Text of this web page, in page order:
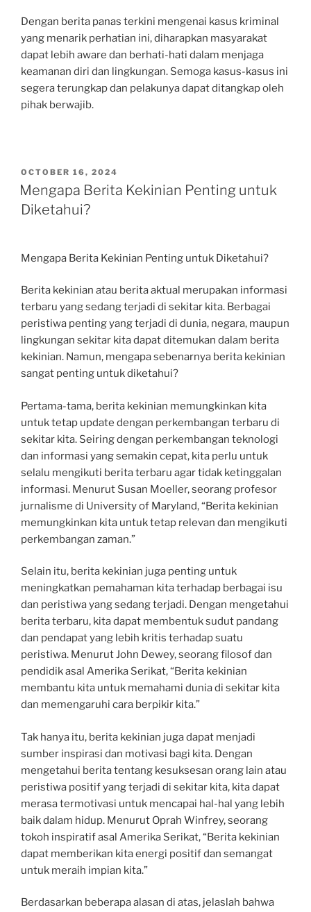
Dengan berita panas terkini mengenai kasus kriminal
yang menarik perhatian ini, diharapkan masyarakat
dapat lebih aware dan berhati-hati dalam menjaga
keamanan diri dan lingkungan. Semoga kasus-kasus ini
segera terungkap dan pelakunya dapat ditangkap oleh
pihak berwajib.
POSTED
ON
OCTOBER 16, 2024
Mengapa Berita Kekinian Penting untuk
Diketahui?
Mengapa Berita Kekinian Penting untuk Diketahui?
Berita kekinian atau berita aktual merupakan informasi
terbaru yang sedang terjadi di sekitar kita. Berbagai
peristiwa penting yang terjadi di dunia, negara, maupun
lingkungan sekitar kita dapat ditemukan dalam berita
kekinian. Namun, mengapa sebenarnya berita kekinian
sangat penting untuk diketahui?
Pertama-tama, berita kekinian memungkinkan kita
untuk tetap update dengan perkembangan terbaru di
sekitar kita. Seiring dengan perkembangan teknologi
dan informasi yang semakin cepat, kita perlu untuk
selalu mengikuti berita terbaru agar tidak ketinggalan
informasi. Menurut Susan Moeller, seorang profesor
jurnalisme di University of Maryland, “Berita kekinian
memungkinkan kita untuk tetap relevan dan mengikuti
perkembangan zaman.”
Selain itu, berita kekinian juga penting untuk
meningkatkan pemahaman kita terhadap berbagai isu
dan peristiwa yang sedang terjadi. Dengan mengetahui
berita terbaru, kita dapat membentuk sudut pandang
dan pendapat yang lebih kritis terhadap suatu
peristiwa. Menurut John Dewey, seorang filosof dan
pendidik asal Amerika Serikat, “Berita kekinian
membantu kita untuk memahami dunia di sekitar kita
dan memengaruhi cara berpikir kita.”
Tak hanya itu, berita kekinian juga dapat menjadi
sumber inspirasi dan motivasi bagi kita. Dengan
mengetahui berita tentang kesuksesan orang lain atau
peristiwa positif yang terjadi di sekitar kita, kita dapat
merasa termotivasi untuk mencapai hal-hal yang lebih
baik dalam hidup. Menurut Oprah Winfrey, seorang
tokoh inspiratif asal Amerika Serikat, “Berita kekinian
dapat memberikan kita energi positif dan semangat
untuk meraih impian kita.”
Berdasarkan beberapa alasan di atas, jelaslah bahwa